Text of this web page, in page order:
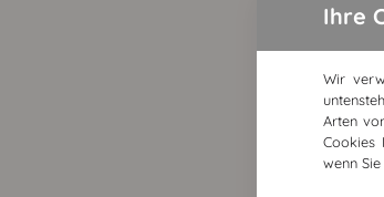
Ihre
Wir
Arten
Cookies
wenn